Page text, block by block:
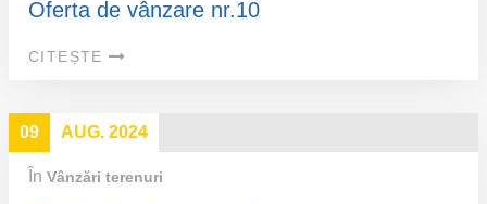
Oferta de vânzare nr.10
CITEȘTE
09 AUG. 2024
În Vânzări terenuri